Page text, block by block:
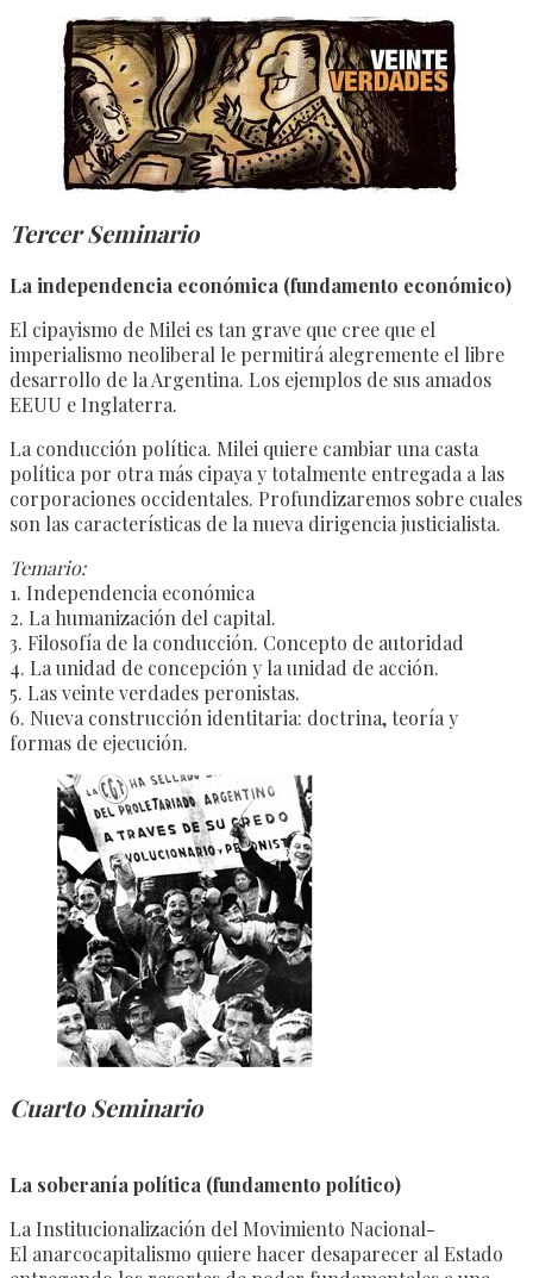
Tercer Seminario
La independencia económica (fundamento económico)
El cipayismo de Milei es tan grave que cree que el
imperialismo neoliberal le permitirá alegremente el libre
desarrollo de la Argentina. Los ejemplos de sus amados
EEUU e Inglaterra.
La conducción política. Milei quiere cambiar una casta
política por otra más cipaya y totalmente entregada a las
corporaciones occidentales. Profundizaremos sobre cuales
son las características de la nueva dirigencia justicialista.
Temario:
1. Independencia económica
2. La humanización del capital.
3. Filosofía de la conducción. Concepto de autoridad
4. La unidad de concepción y la unidad de acción.
5. Las veinte verdades peronistas.
6. Nueva construcción identitaria: doctrina, teoría y
formas de ejecución.
Cuarto Seminario
La soberanía política (fundamento político)
La Institucionalización del Movimiento Nacional-
El anarcocapitalismo quiere hacer desaparecer al Estado